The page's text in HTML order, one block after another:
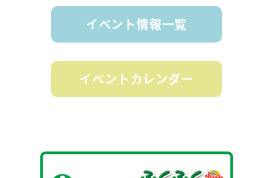
イベント情報一覧
イベントカレンダー